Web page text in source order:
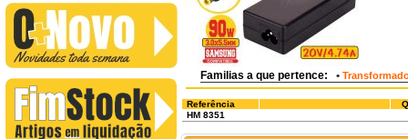
Familias a que pertence: •
Referência
HM 8351